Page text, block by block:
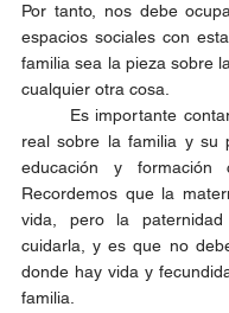
Por tanto, nos debe
espacios sociales con
familia sea la pieza sobre
cualquier otra cosa.
real sobre la familia y su
educación y formación
Recordemos que la
vida, pero la
cuidarla, y es que no
donde hay vida y
familia.